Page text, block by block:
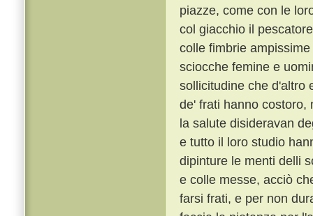
piazze, come con le
col giacchio il
colle fimbrie
sciocche femine e
sollicitudine che d'altro
de' frati hanno
la salute disideravan
e tutto il loro studio
dipinture le menti delli
e colle messe, acciò
farsi frati, e per non